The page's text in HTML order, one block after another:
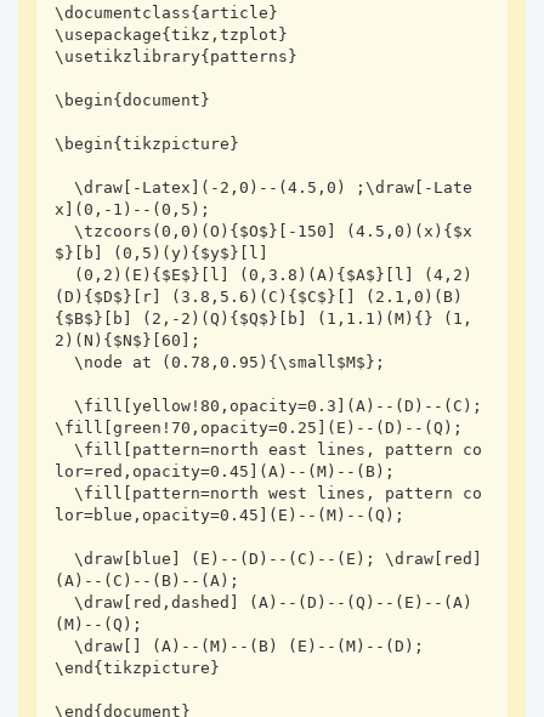
        \tkzDefPointBy[projection=onto O--B](C)
        \tkzGetPoint{c}
        \tkzDefPointBy[projection=onto C--c](E)
        \tkzGetPoint{D}
        \tkzDefMidPoint(E,B)
        \tkzGetPoint{M}
        \tkzInterLL(D,M)(O,B)
        \tkzGetPoint{Q}
        % ===== 绘制图形 =====
        \tkzDrawSegments[thick](E,B A,M D,M)
        \tkzDrawPolygon[red, thick](A,B,C)
        \tkzDrawPolygon[blue, thick](E,C,D)
        \tkzDrawSegments[dashed, purple!50, thic
k](Q,M Q,A D,A)
        % ===== 标示点 =====
        \tkzLabelPoints[above right](C)
        \tkzLabelPoints[left](A,E)
        \tkzLabelPoints[right](D)
        \tkzLabelPoints[below](B,Q)
        \tkzLabelPoints[below left](O,M)
\documentclass{article}
\usepackage{tikz,tzplot}
\usetikzlibrary{patterns}
\begin{document}
\begin{tikzpicture}
  \draw[-Latex](-2,0)--(4.5,0) ;\draw[-Late
x](0,-1)--(0,5);
  \tzcoors(0,0)(O){$O$}[-150] (4.5,0)(x){$x
$}[b] (0,5)(y){$y$}[l]
(D){$D$}[r] (3.8,5.6)(C){$C$}[] (2.1,0)(B)
{$B$}[b] (2,-2)(Q){$Q$}[b] (1,1.1)(M){} (1,
2)(N){$N$}[60];
  \node at (0.78,0.95){\small$M$};
  \fill[yellow!80,opacity=0.3](A)--(D)--(C);
\fill[green!70,opacity=0.25](E)--(D)--(Q);
  \fill[pattern=north east lines, pattern co
lor=red,opacity=0.45](A)--(M)--(B);
  \fill[pattern=north west lines, pattern co
lor=blue,opacity=0.45](E)--(M)--(Q);
  \draw[blue] (E)--(D)--(C)--(E); \draw[red]
(A)--(C)--(B)--(A);
  \draw[red,dashed] (A)--(D)--(Q)--(E)--(A)
(M)--(Q);
  \draw[] (A)--(M)--(B) (E)--(M)--(D);
\end{tikzpicture}
\end{document}